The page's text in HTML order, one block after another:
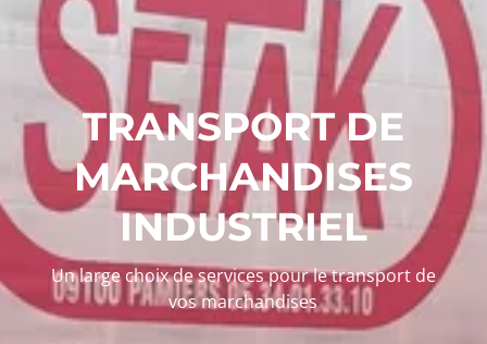
TRANSPORT DE
MARCHANDISES
INDUSTRIEL
Un large choix de services pour le transport de
vos marchandises